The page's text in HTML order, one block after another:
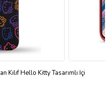
Kılıf Hello Kitty Tasarımlı İçi